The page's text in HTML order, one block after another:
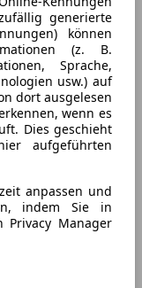
generierte
können
(z. B.
Sprache,
usw.) auf
dort ausgelesen
wenn es
Dies geschieht
aufgeführten
anpassen und
indem Sie in
Privacy Manager
NEU*TÜV NEU*